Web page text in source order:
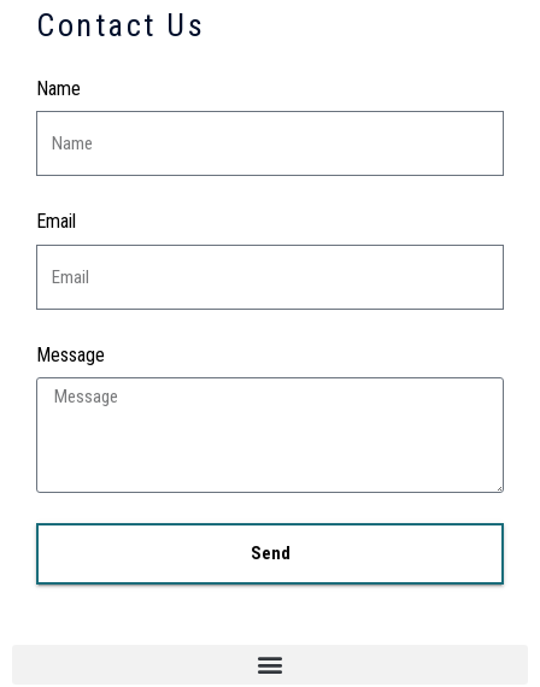
Contact Us
Name
Email
Message
Send